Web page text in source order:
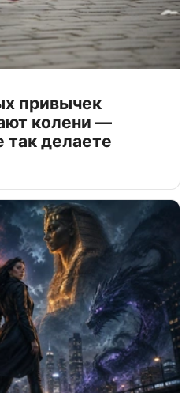
привычек
колени —
делаете